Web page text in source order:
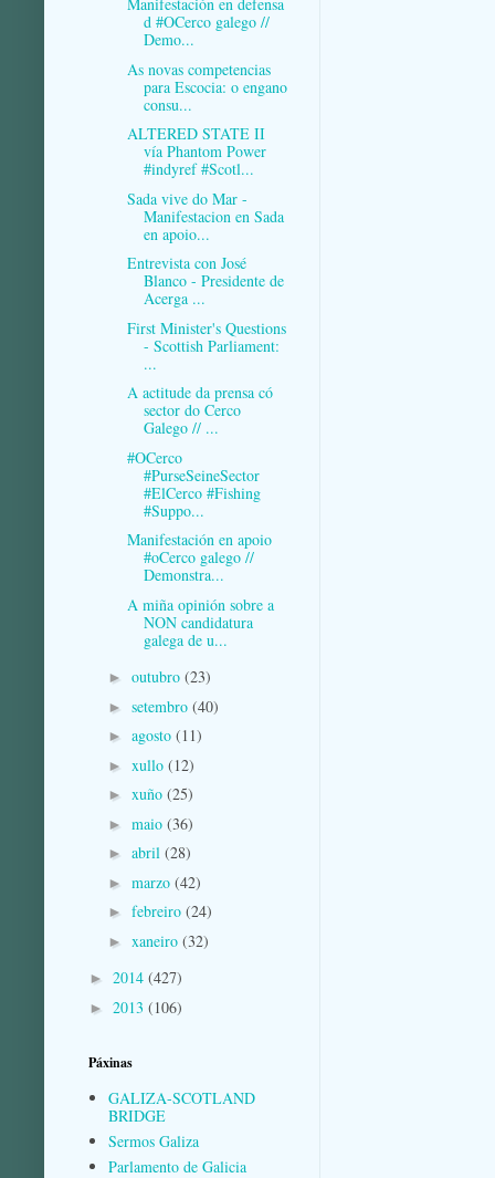
d #OCerco galego //
Demo...
As novas competencias
para Escocia: o engano
consu...
ALTERED STATE II
vía Phantom Power
#indyref #Scotl...
Sada vive do Mar -
Manifestacion en Sada
en apoio...
Entrevista con José
Blanco - Presidente de
Acerga ...
First Minister's Questions
- Scottish Parliament:
...
A actitude da prensa có
sector do Cerco
Galego // ...
#OCerco
#PurseSeineSector
#ElCerco #Fishing
#Suppo...
Manifestación en apoio
#oCerco galego //
Demonstra...
A miña opinión sobre a
NON candidatura
galega de u...
► outubro (23)
► setembro (40)
► agosto (11)
► xullo (12)
► xuño (25)
► maio (36)
► abril (28)
► marzo (42)
► febreiro (24)
► xaneiro (32)
► 2014 (427)
► 2013 (106)
Páxinas
GALIZA-SCOTLAND
BRIDGE
Sermos Galiza
Parlamento de Galicia